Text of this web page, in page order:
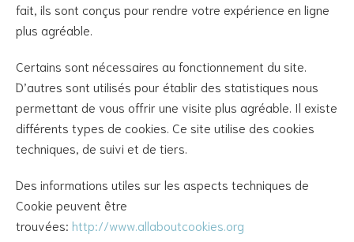
fait, ils sont conçus pour rendre votre expérience en ligne
plus agréable.
Certains sont nécessaires au fonctionnement du site.
D’autres sont utilisés pour établir des statistiques nous
permettant de vous offrir une visite plus agréable. Il existe
différents types de cookies. Ce site utilise des cookies
techniques, de suivi et de tiers.
Des informations utiles sur les aspects techniques de
Cookie peuvent être
trouvées: http://www.allaboutcookies.org